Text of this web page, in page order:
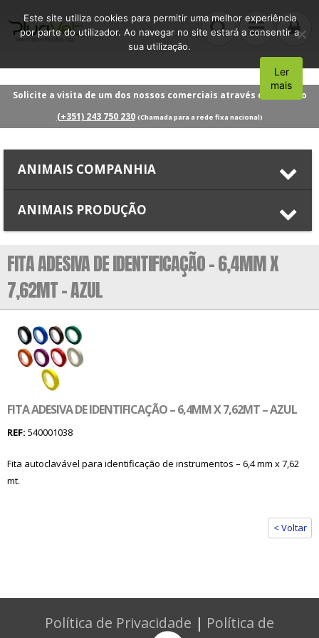
Solicite a visita de um dos nossos comerciais através do número
(+351) 243 750 230 (Chamada para a rede fixa nacional)
ANIMAIS COMPANHIA
ANIMAIS PRODUÇÃO
FITA ADESIVA DE IDENTIFICAÇÃO – 6,4MM X
7,62MT – AZUL
FITA ADESIVA DE IDENTIFICAÇÃO – 6,4MM X 7,62MT – AZUL
REF: 540001038
Fita autoclavável para identificação de instrumentos – 6,4 mm x 7,62
mt.
< Voltar
Política de Privacidade | Política de
Este site utiliza cookies para permitir uma melhor experiência
por parte do utilizador. Ao navegar no site estará a consentir a
sua utilização.
Aceito
Ler
mais